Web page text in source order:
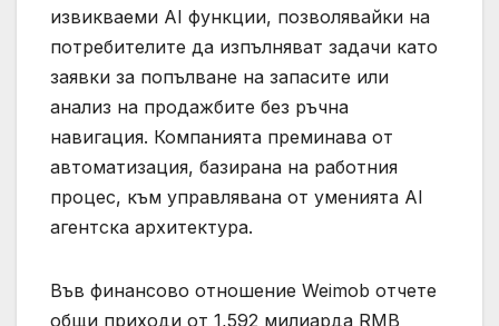
извикваеми AI функции, позволявайки на
потребителите да изпълняват задачи като
заявки за попълване на запасите или
анализ на продажбите без ръчна
навигация. Компанията преминава от
автоматизация, базирана на работния
процес, към управлявана от уменията AI
агентска архитектура.
Във финансово отношение Weimob отчете
общи приходи от 1,592 милиарда RMB